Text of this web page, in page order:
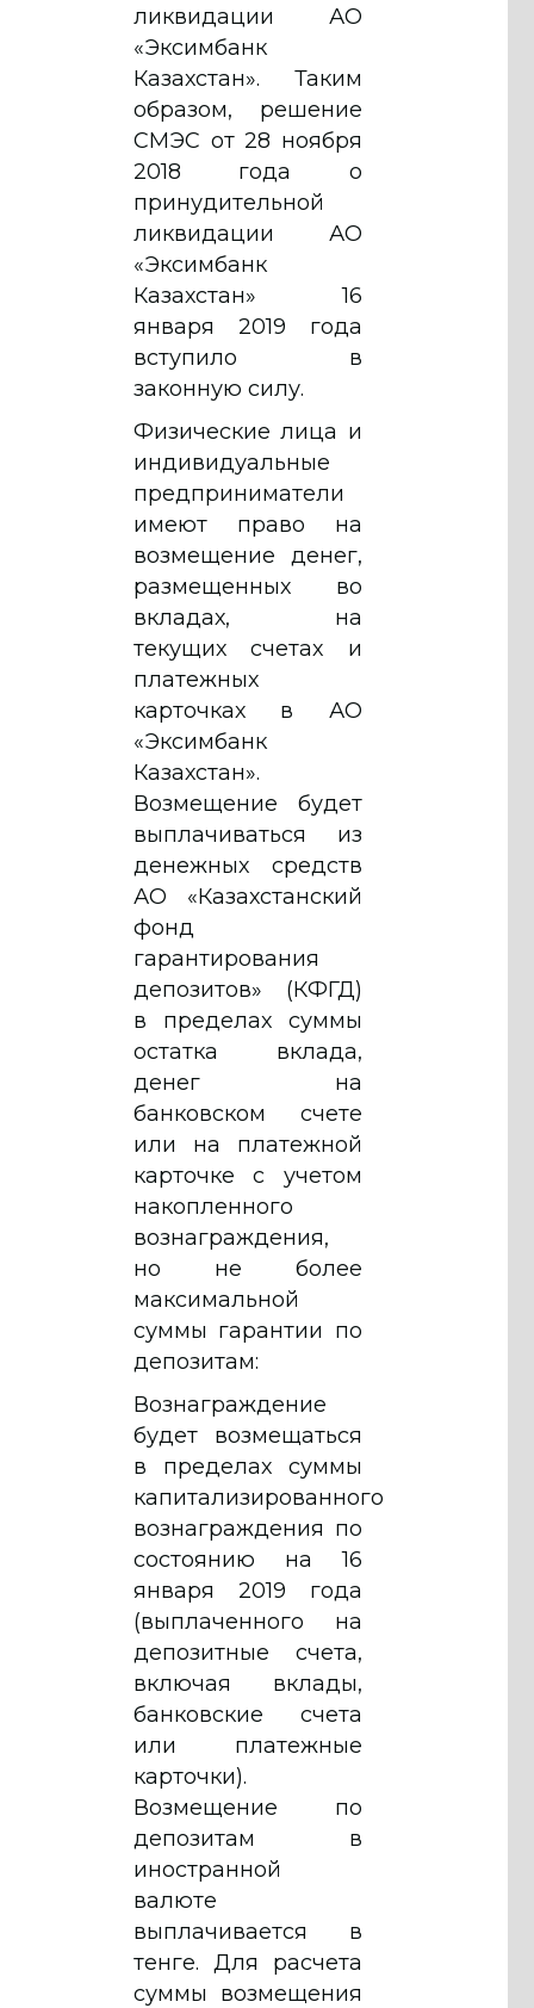
ликвидации АО
«Эксимбанк
Казахстан». Таким
образом, решение
СМЭС от 28 ноября
2018 года о
принудительной
ликвидации АО
«Эксимбанк
Казахстан» 16
января 2019 года
вступило в
законную силу.
Физические лица и
индивидуальные
предприниматели
имеют право на
возмещение денег,
размещенных во
вкладах, на
текущих счетах и
платежных
карточках в АО
«Эксимбанк
Казахстан».
Возмещение будет
выплачиваться из
денежных средств
АО «Казахстанский
фонд
гарантирования
депозитов» (КФГД)
в пределах суммы
остатка вклада,
денег на
банковском счете
или на платежной
карточке с учетом
накопленного
вознаграждения,
но не более
максимальной
суммы гарантии по
депозитам:
Вознаграждение
будет возмещаться
в пределах суммы
капитализированного
вознаграждения по
состоянию на 16
января 2019 года
(выплаченного на
депозитные счета,
включая вклады,
банковские счета
или платежные
карточки).
Возмещение по
депозитам в
иностранной
валюте
выплачивается в
тенге. Для расчета
суммы возмещения